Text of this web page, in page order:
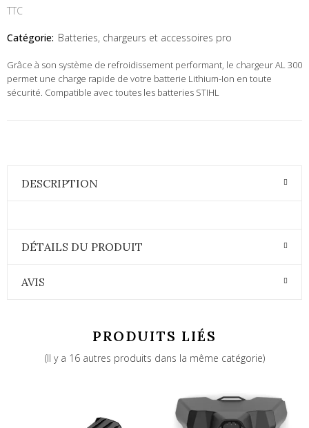
TTC
Catégorie: Batteries, chargeurs et accessoires pro
Grâce à son système de refroidissement performant, le chargeur AL 300
permet une charge rapide de votre batterie Lithium-Ion en toute
sécurité. Compatible avec toutes les batteries STIHL
DESCRIPTION
DÉTAILS DU PRODUIT
AVIS
PRODUITS LIÉS
(Il y a 16 autres produits dans la même catégorie)